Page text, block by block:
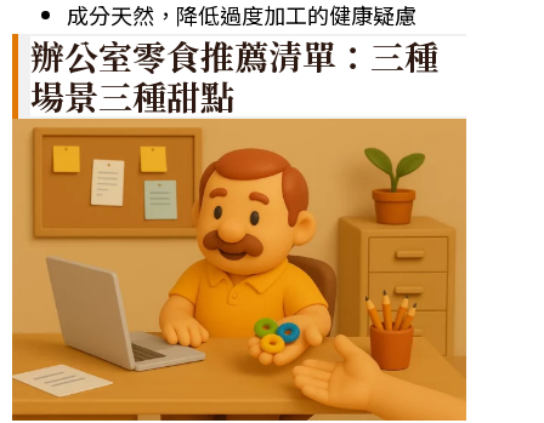
成分天然，降低過度加工的健康疑慮
辦公室零食推薦清單：三種
場景三種甜點